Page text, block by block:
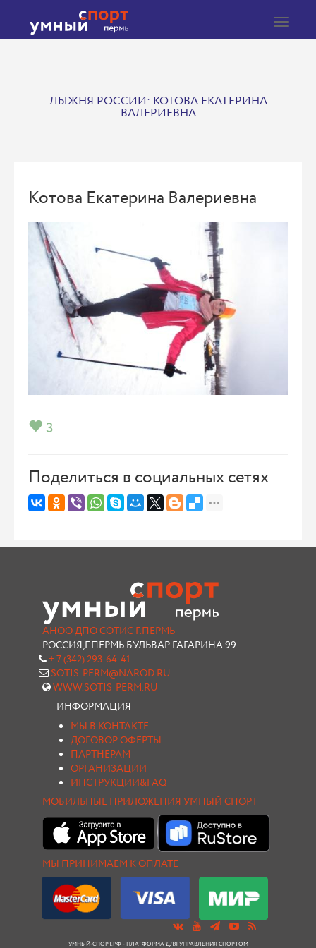
Toggle
ЛЫЖНЯ РОССИИ: КОТОВА ЕКАТЕРИНА
ВАЛЕРИЕВНА
Котова Екатерина Валериевна
3
Поделиться в социальных сетях
АНОО ДПО СОТИС Г.ПЕРМЬ
РОССИЯ,Г.ПЕРМЬ БУЛЬВАР ГАГАРИНА 99
+ 7 (342) 293-64-41
SOTIS-PERM@NAROD.RU
WWW.SOTIS-PERM.RU
ИНФОРМАЦИЯ
МЫ В КОНТАКТЕ
ДОГОВОР ОФЕРТЫ
ПАРТНЕРАМ
ОРГАНИЗАЦИИ
ИНСТРУКЦИИ&FAQ
МОБИЛЬНЫЕ ПРИЛОЖЕНИЯ УМНЫЙ СПОРТ
МЫ ПРИНИМАЕМ К ОПЛАТЕ
УМНЫЙ-СПОРТ.РФ - ПЛАТФОРМА ДЛЯ УПРАВЛЕНИЯ СПОРТОМ